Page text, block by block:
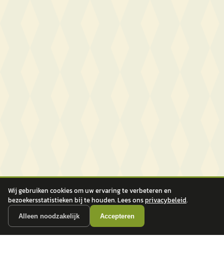
Wij gebruiken cookies om uw ervaring te verbeteren en
bezoekersstatistieken bij te houden. Lees onsprivacybeleid.
Alleen noodzakelijk Accepteren